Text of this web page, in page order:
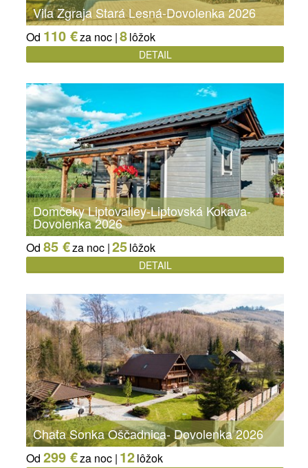
Vila Zgraja Stará Lesná-Dovolenka 2026
Od 110 €za noc |8lôžok
DETAIL
Domčeky Liptovalley-Liptovská Kokava-
Dovolenka 2026
Od 85 €za noc |25lôžok
DETAIL
Chata Sonka Oščadnica- Dovolenka 2026
Od 299 €za noc | 12lôžok